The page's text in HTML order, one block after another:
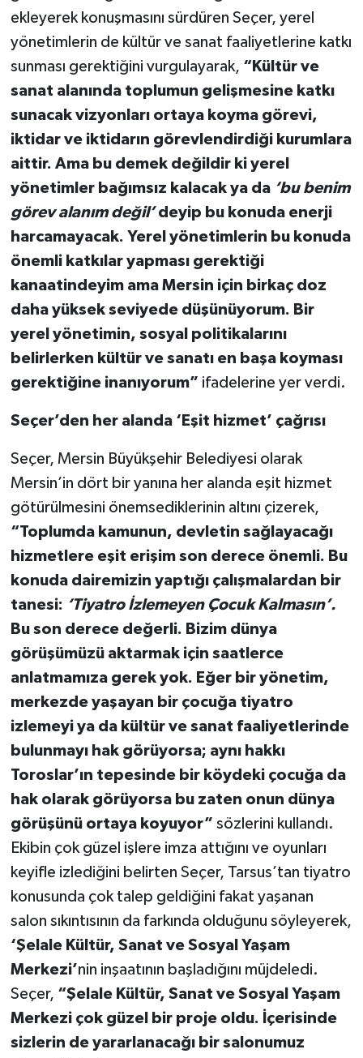
ekleyerek konuşmasını sürdüren Seçer, yerel
yönetimlerin de kültür ve sanat faaliyetlerine katkı
sunması gerektiğini vurgulayarak, “Kültür ve
sanat alanında toplumun gelişmesine katkı
sunacak vizyonları ortaya koyma görevi,
iktidar ve iktidarın görevlendirdiği kurumlara
aittir. Ama bu demek değildir ki yerel
yönetimler bağımsız kalacak ya da ‘bu benim
görev alanım değil’deyip bu konuda enerji
harcamayacak. Yerel yönetimlerin bu konuda
önemli katkılar yapması gerektiği
kanaatindeyim ama Mersin için birkaç doz
daha yüksek seviyede düşünüyorum. Bir
yerel yönetimin, sosyal politikalarını
belirlerken kültür ve sanatı en başa koyması
gerektiğine inanıyorum” ifadelerine yer verdi.
Seçer’den her alanda ‘Eşit hizmet’ çağrısı
Seçer, Mersin Büyükşehir Belediyesi olarak
Mersin’in dört bir yanına her alanda eşit hizmet
götürülmesini önemsediklerinin altını çizerek,
“Toplumda kamunun, devletin sağlayacağı
hizmetlere eşit erişim son derece önemli. Bu
konuda dairemizin yaptığı çalışmalardan bir
tanesi: ‘Tiyatro İzlemeyen Çocuk Kalmasın’.
Bu son derece değerli. Bizim dünya
görüşümüzü aktarmak için saatlerce
anlatmamıza gerek yok. Eğer bir yönetim,
merkezde yaşayan bir çocuğa tiyatro
izlemeyi ya da kültür ve sanat faaliyetlerinde
bulunmayı hak görüyorsa; aynı hakkı
Toroslar’ın tepesinde bir köydeki çocuğa da
hak olarak görüyorsa bu zaten onun dünya
görüşünü ortaya koyuyor” sözlerini kullandı.
Ekibin çok güzel işlere imza attığını ve oyunları
keyifle izlediğini belirten Seçer, Tarsus’tan tiyatro
konusunda çok talep geldiğini fakat yaşanan
salon sıkıntısının da farkında olduğunu söyleyerek,
‘Şelale Kültür, Sanat ve Sosyal Yaşam
Merkezi’nin inşaatının başladığını müjdeledi.
Seçer, “Şelale Kültür, Sanat ve Sosyal Yaşam
Merkezi çok güzel bir proje oldu. İçerisinde
sizlerin de yararlanacağı bir salonumuz